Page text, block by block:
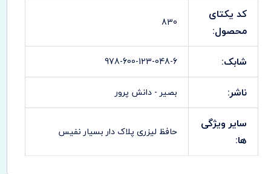
کد یکتای
محصول:
830
شابک: 978-600-123-048-6
ناشر: بصیر - دانش پرور
سایر ویژگی
ها:
حافظ لیزری پلاک دار بسیار نفیس